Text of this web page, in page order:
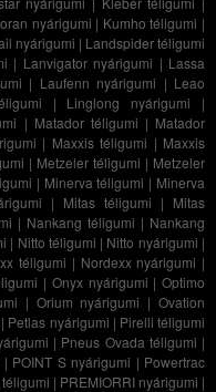
nyárigumi | Kumho téligumi |
nyárigumi | Landspider téligumi
| Lanvigator nyárigumi | Lassa
| Laufenn nyárigumi | Leao
| Linglong nyárigumi |
| Matador téligumi | Matador
| Maxxis téligumi | Maxxis
| Metzeler téligumi | Metzeler
| Minerva téligumi | Minerva
| Mitas téligumi | Mitas
| Nankang téligumi | Nankang
| Nitto téligumi | Nitto nyárigumi |
téligumi | Nordexx nyárigumi |
| Onyx nyárigumi | Optimo
| Orium nyárigumi |Ovation
| Petlas nyárigumi | Pirelli téligumi
| Pneus Ovada téligumi |
| POINT S nyárigumi | Powertrac
| PREMIORRI nyárigumi |